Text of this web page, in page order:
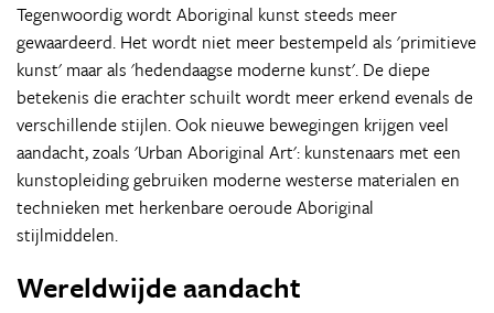
Tegenwoordig wordt Aboriginal kunst steeds meer
gewaardeerd. Het wordt niet meer bestempeld als 'primitieve
kunst' maar als 'hedendaagse moderne kunst'. De diepe
betekenis die erachter schuilt wordt meer erkend evenals de
verschillende stijlen. Ook nieuwe bewegingen krijgen veel
aandacht, zoals 'Urban Aboriginal Art': kunstenaars met een
kunstopleiding gebruiken moderne westerse materialen en
technieken met herkenbare oeroude Aboriginal
stijlmiddelen.
Wereldwijde aandacht